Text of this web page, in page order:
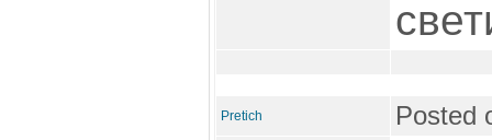
Pretich Posted